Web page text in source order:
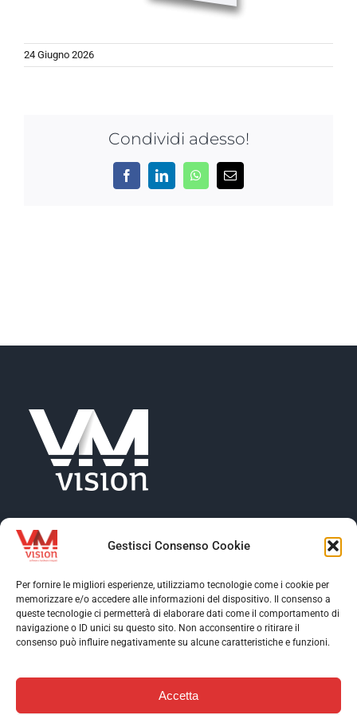
Gestisci Consenso Cookie
Per fornire le migliori esperienze, utilizziamo tecnologie come i cookie per
memorizzare e/o accedere alle informazioni del dispositivo. Il consenso a
queste tecnologie ci permetterà di elaborare dati come il comportamento di
navigazione o ID unici su questo sito. Non acconsentire o ritirare il
consenso può influire negativamente su alcune caratteristiche e funzioni.
Accetta
AZIENDA
24 Giugno 2026
Condividi adesso!
FacebookLinkedInWhatsApp
Email
Toggle
Navigation
Profilo aziendale
Toggle
Software
Toggle
Contatti